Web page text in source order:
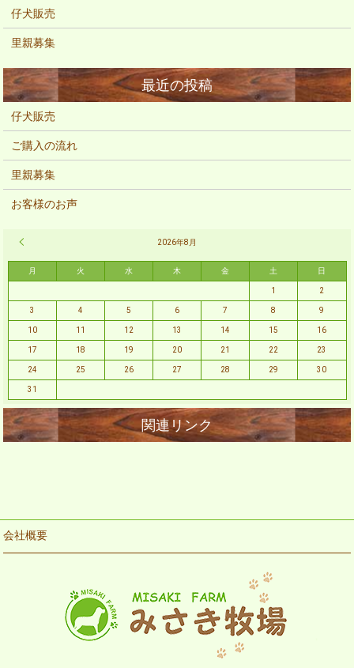
仔犬販売
里親募集
仔犬販売
ご購入の流れ
里親募集
お客様のお声
2026年8月
月 火 水 木 金 土 日
1 2
3 4 5 6 7 8 9
10 11 12 13 14 15 16
17 18 19 20 21 22 23
24 25 26 27 28 29 30
31
会社概要